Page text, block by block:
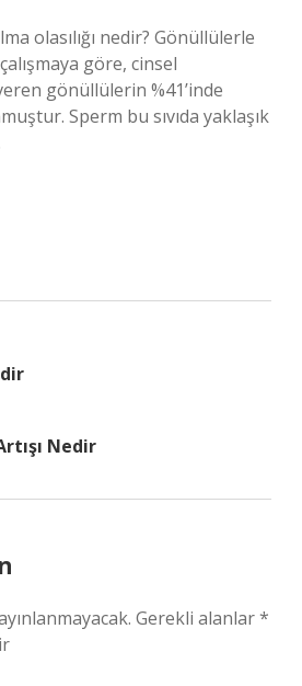
olasılığı nedir? Gönüllülerle
göre, cinsel
gönüllülerin %41’inde
Sperm bu sıvıda yaklaşık
Nedir
Gerekli alanlar*